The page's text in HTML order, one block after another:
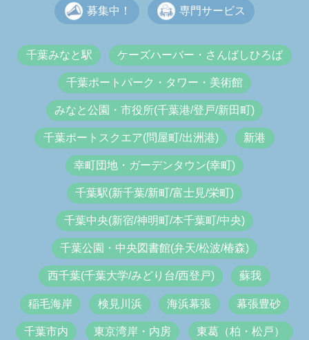
募集中！ 専門サービス
千葉みなと駅 ケーズハーバー・さんばしひろば
千葉ポートパーク・タワー・美術館
みなと公園・市役所(千葉港/登戸/新田町)
千葉ポートスクエア(問屋町/出洲港) 新港
幸町団地・ガーデンタウン(幸町)
千葉駅(新千葉/新町/富士見/栄町)
千葉中央(新宿/神明町/本千葉町/中央)
千葉公園・中央図書館(弁天/松波/椿森)
西千葉(千葉大学/みどり台/西登戸) 蘇我
稲毛海岸 検見川浜 海浜幕張 幕張豊砂
千葉市内 東京湾岸・内房 東葛（柏・松戸）